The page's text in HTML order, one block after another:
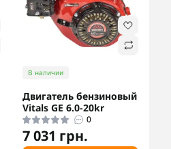
В наличии
Двигатель бензиновый
Vitals GE 6.0-20kr
0
7 031 грн.